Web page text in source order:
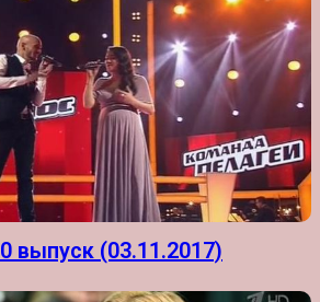
выпуск (03.11.2017)